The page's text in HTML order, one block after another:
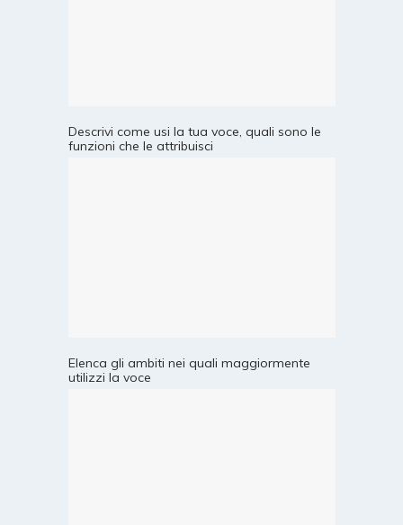
Descrivi come usi la tua voce, quali sono le
funzioni che le attribuisci
Elenca gli ambiti nei quali maggiormente
utilizzi la voce